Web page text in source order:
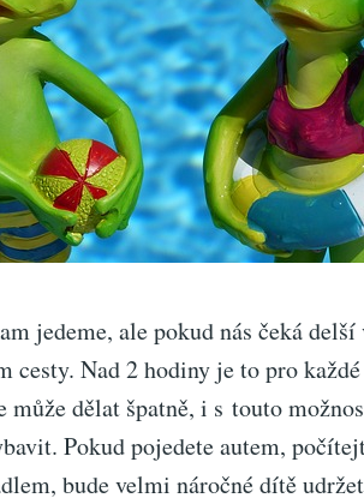
jedeme, ale pokud nás čeká
cesty. Nad 2 hodiny je to pro
může dělat špatně, i s touto
Pokud pojedete autem,
bude velmi náročné dítě